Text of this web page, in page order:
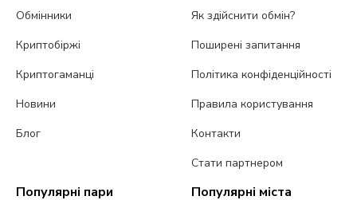
Обмінники
Криптобіржі
Криптогаманці
Новини
Блог
Як здійснити обмін?
Поширені запитання
Політика конфіденційності
Правила користування
Контакти
Стати партнером
Популярні пари Популярні міста